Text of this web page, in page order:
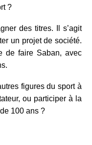
?
des titres. Il s’agit
un projet de société.
de faire Saban, avec
figures du sport à
ou participer à la
100 ans ?